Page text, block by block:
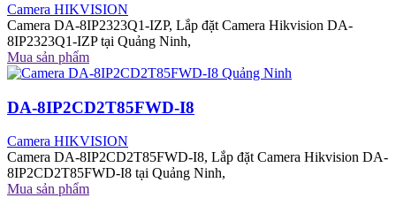
Camera HIKVISION
Camera DA-8IP2323Q1-IZP, Lắp đặt Camera Hikvision DA-
8IP2323Q1-IZP tại Quảng Ninh,
Mua sản phẩm
DA-8IP2CD2T85FWD-I8
Camera HIKVISION
Camera DA-8IP2CD2T85FWD-I8, Lắp đặt Camera Hikvision DA-
8IP2CD2T85FWD-I8 tại Quảng Ninh,
Mua sản phẩm